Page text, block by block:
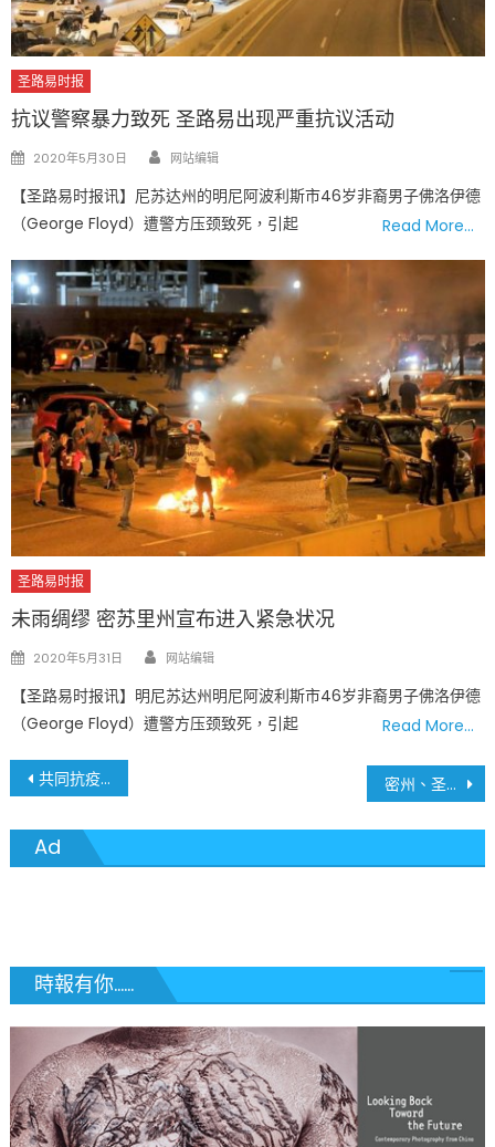
圣路易时报
抗议警察暴力致死 圣路易出现严重抗议活动
Posted
2020年5月30日 Author
网站编辑
【圣路易时报讯】尼苏达州的明尼阿波利斯市46岁非裔男子佛洛伊德
（George Floyd）遭警方压颈致死，引起
Read More…
圣路易时报
未雨绸缪 密苏里州宣布进入紧急状况
Posted
2020年5月31日 Author
网站编辑
【圣路易时报讯】明尼苏达州明尼阿波利斯市46岁非裔男子佛洛伊德
（George Floyd）遭警方压颈致死，引起
Read More…
文
章
導
共同抗疫 不分种族 – 圣路易华人社团向圣路易非裔社区捐赠7000只口罩 密州、圣路易地区 6月23日疫情最新数据
Ad
時報有你......